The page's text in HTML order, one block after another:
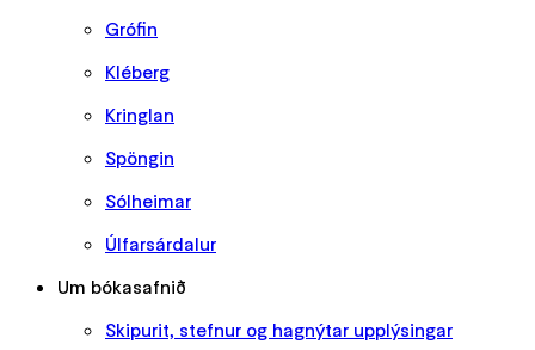
Grófin
Kléberg
Kringlan
Spöngin
Sólheimar
Úlfarsárdalur
Um bókasafnið
Skipurit, stefnur og hagnýtar upplýsingar